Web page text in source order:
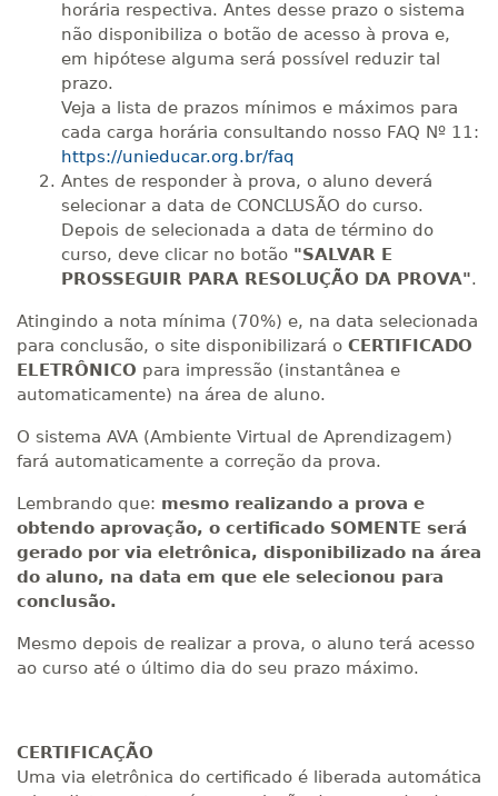
horária respectiva. Antes desse prazo o sistema
não disponibiliza o botão de acesso à prova e,
em hipótese alguma será possível reduzir tal
prazo.
Veja a lista de prazos mínimos e máximos para
cada carga horária consultando nosso FAQ Nº 11:
https://unieducar.org.br/faq
Antes de responder à prova, o aluno deverá
selecionar a data de CONCLUSÃO do curso.
Depois de selecionada a data de término do
curso, deve clicar no botão "SALVAR E
PROSSEGUIR PARA RESOLUÇÃO DA PROVA".
Atingindo a nota mínima (70%) e, na data selecionada
para conclusão, o site disponibilizará o CERTIFICADO
ELETRÔNICO para impressão (instantânea e
automaticamente) na área de aluno.
O sistema AVA (Ambiente Virtual de Aprendizagem)
fará automaticamente a correção da prova.
Lembrando que: mesmo realizando a prova e
obtendo aprovação, o certificado SOMENTE será
gerado por via eletrônica, disponibilizado na área
do aluno, na data em que ele selecionou para
conclusão.
Mesmo depois de realizar a prova, o aluno terá acesso
ao curso até o último dia do seu prazo máximo.
CERTIFICAÇÃO
Uma via eletrônica do certificado é liberada automática